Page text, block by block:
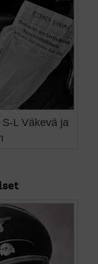
L Väkevä ja